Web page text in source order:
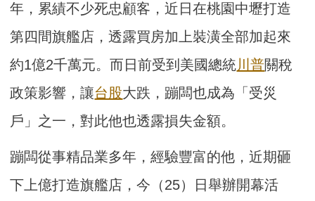
年，累績不少死忠顧客，近日在桃園中壢打造
第四間旗艦店，透露買房加上裝潢全部加起來
約1億2千萬元。而日前受到美國總統川普關稅
政策影響，讓台股大跌，蹦闆也成為「受災
戶」之一，對此他也透露損失金額。
蹦闆從事精品業多年，經驗豐富的他，近期砸
下上億打造旗艦店，今（25）日舉辦開幕活